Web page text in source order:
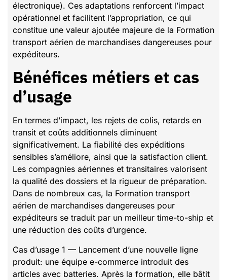
électronique). Ces adaptations renforcent l’impact
opérationnel et facilitent l’appropriation, ce qui
constitue une valeur ajoutée majeure de la Formation
transport aérien de marchandises dangereuses pour
expéditeurs.
Bénéfices métiers et cas
d’usage
En termes d’impact, les rejets de colis, retards en
transit et coûts additionnels diminuent
significativement. La fiabilité des expéditions
sensibles s’améliore, ainsi que la satisfaction client.
Les compagnies aériennes et transitaires valorisent
la qualité des dossiers et la rigueur de préparation.
Dans de nombreux cas, la Formation transport
aérien de marchandises dangereuses pour
expéditeurs se traduit par un meilleur time-to-ship et
une réduction des coûts d’urgence.
Cas d’usage 1 — Lancement d’une nouvelle ligne
produit: une équipe e-commerce introduit des
articles avec batteries. Après la formation, elle bâtit